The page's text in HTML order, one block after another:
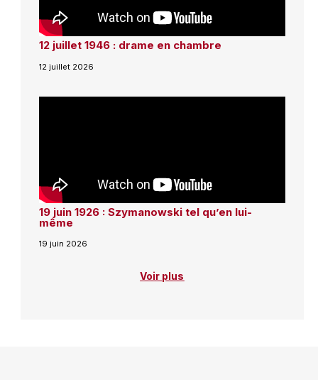
12 juillet 1946 : drame en chambre
12 juillet 2026
19 juin 1926 : Szymanowski tel qu’en lui-
même
19 juin 2026
Voir plus